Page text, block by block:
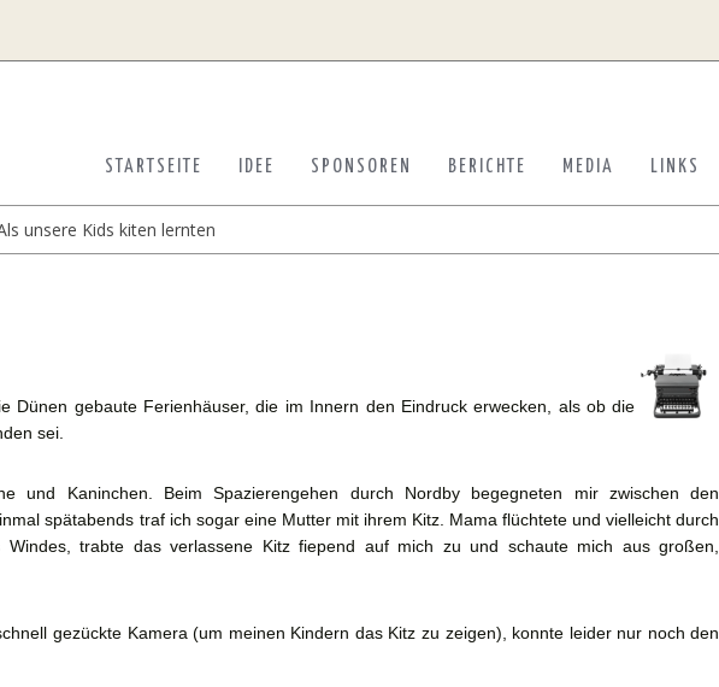
STARTSEITE IDEE SPONSOREN BERICHTE MEDIA LINKS
unsere Kids kiten lernten
Dünen gebaute Ferienhäuser, die im Innern den Eindruck erwecken, als ob die
sei.
und Kaninchen. Beim Spazierengehen durch Nordby begegneten mir zwischen den
spätabends traf ich sogar eine Mutter mit ihrem Kitz. Mama flüchtete und vielleicht durch
trabte das verlassene Kitz fiepend auf mich zu und schaute mich aus großen,
gezückte Kamera (um meinen Kindern das Kitz zu zeigen), konnte leider nur noch den